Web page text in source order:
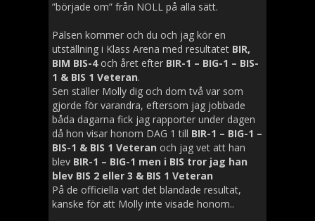
”började om” från NOLL på alla sätt.
Pälsen kommer och du och jag kör en
utställning i Klass Arena med resultatet BIR,
BIM BIS-4och året efter BIR-1 – BIG-1 – BIS-
1 & BIS 1 Veteran.
Sen ställer Molly dig och dom två var som
gjorde för varandra, eftersom jag jobbade
båda dagarna fick jag rapporter under dagen
då hon visar honom DAG 1 till BIR-1 – BIG-1 –
BIS-1 & BIS 1 Veteran och jag vet att han
blev BIR-1 – BIG-1 men i BIS tror jag han
blev BIS 2 eller 3 & BIS 1 Veteran
På de officiella vart det blandade resultat,
kanske för att Molly inte visade honom..